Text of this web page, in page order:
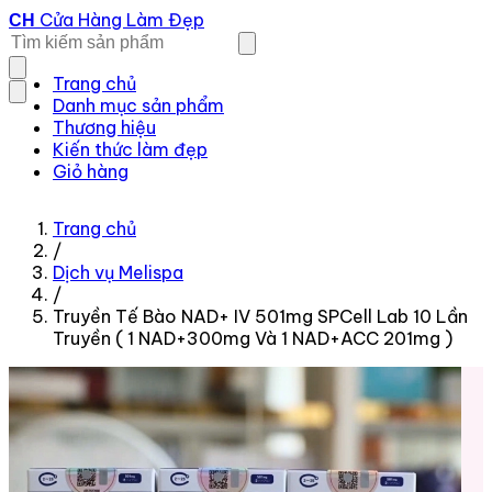
CH Cửa Hàng Làm Đẹp
Trang chủ
Danh mục sản phẩm
Thương hiệu
Kiến thức làm đẹp
Giỏ hàng
Trang chủ
/
Dịch vụ Melispa
/
Truyền Tế Bào NAD+ IV 501mg SPCell Lab 10 Lần
Truyền ( 1 NAD+300mg Và 1 NAD+ACC 201mg )